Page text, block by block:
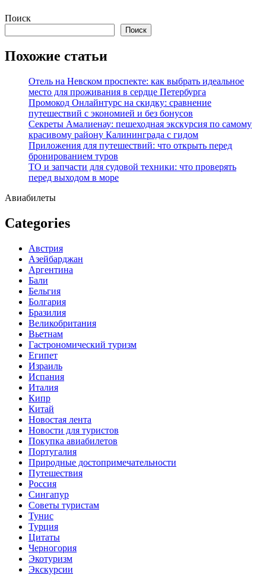
Перейти
содержимому
Поиск
Поиск
Похожие статьи
Отель на Невском проспекте: как выбрать идеальное
место для проживания в сердце Петербурга
Промокод Онлайнтурс на скидку: сравнение
путешествий с экономией и без бонусов
Секреты Амалиенау: пешеходная экскурсия по самому
красивому району Калининграда с гидом
Приложения для путешествий: что открыть перед
бронированием туров
ТО и запчасти для судовой техники: что проверять
перед выходом в море
Авиабилеты
Categories
Австрия
Азейбарджан
Аргентина
Бали
Бельгия
Болгария
Бразилия
Великобритания
Вьетнам
Гастрономический туризм
Египет
Израиль
Испания
Италия
Кипр
Китай
Новостая лента
Новости для туристов
Покупка авиабилетов
Португалия
Природные достопримечательности
Путешествия
Россия
Сингапур
Советы туристам
Тунис
Турция
Цитаты
Черногория
Экотуризм
Экскурсии